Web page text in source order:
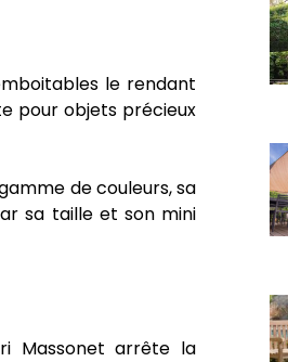
le rendant
pour objets précieux
de couleurs, sa
sa taille et son mini
Massonet arrête la